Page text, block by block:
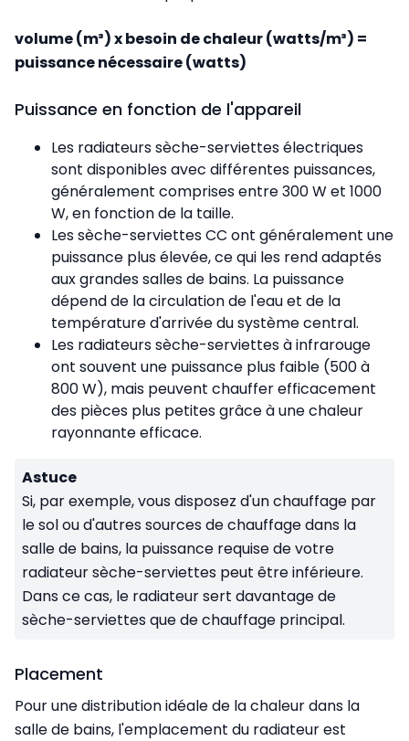
volume (m³) x besoin de chaleur (watts/m³) =
puissance nécessaire (watts)
Puissance en fonction de l'appareil
Les radiateurs sèche-serviettes électriques
sont disponibles avec différentes puissances,
généralement comprises entre 300 W et 1000
W, en fonction de la taille.
Les sèche-serviettes CC ont généralement une
puissance plus élevée, ce qui les rend adaptés
aux grandes salles de bains. La puissance
dépend de la circulation de l'eau et de la
température d'arrivée du système central.
Les radiateurs sèche-serviettes à infrarouge
ont souvent une puissance plus faible (500 à
800 W), mais peuvent chauffer efficacement
des pièces plus petites grâce à une chaleur
rayonnante efficace.
Astuce
Si, par exemple, vous disposez d'un chauffage par
le sol ou d'autres sources de chauffage dans la
salle de bains, la puissance requise de votre
radiateur sèche-serviettes peut être inférieure.
Dans ce cas, le radiateur sert davantage de
sèche-serviettes que de chauffage principal.
Placement
Pour une distribution idéale de la chaleur dans la
salle de bains, l'emplacement du radiateur est